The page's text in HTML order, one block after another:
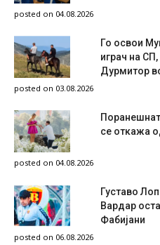
posted on 04.08.2026
Го освои
играч на
Дурмитор
posted on 03.08.2026
се откажа
posted on 04.08.2026
Густаво
Вардар
Фабијани
posted on 06.08.2026